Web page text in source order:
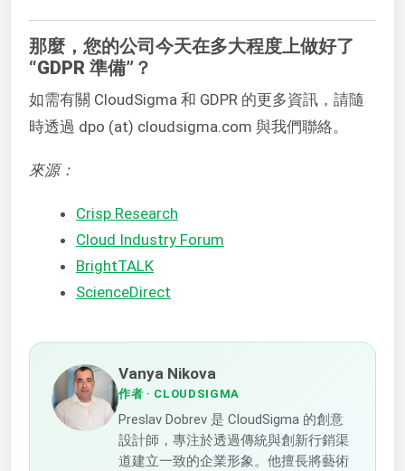
那麼，您的公司今天在多大程度上做好了
“GDPR 準備”？
如需有關 CloudSigma 和 GDPR 的更多資訊，請隨
時透過 dpo (at) cloudsigma.com 與我們聯絡。
來源：
Crisp Research
Cloud Industry Forum
BrightTALK
ScienceDirect
Vanya Nikova
作者 · CLOUDSIGMA
Preslav Dobrev 是 CloudSigma 的創意
設計師，專注於透過傳統與創新行銷渠
道建立一致的企業形象。他擅長將藝術